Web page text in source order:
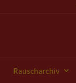
Rauscharchiv